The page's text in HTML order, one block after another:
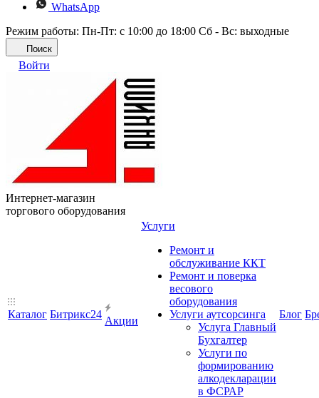
WhatsApp
Режим работы: Пн-Пт: с 10:00 до 18:00 Сб - Вс: выходные
Поиск
Войти
Интернет-магазин
торгового оборудования
Каталог Битрикс24
Акции
Услуги
Ремонт и
обслуживание ККТ
Ремонт и поверка
весового
оборудования
Услуги аутсорсинга
Услуга Главный
Бухгалтер
Услуги по
формированию
алкодекларации
в ФСРАР
Блог